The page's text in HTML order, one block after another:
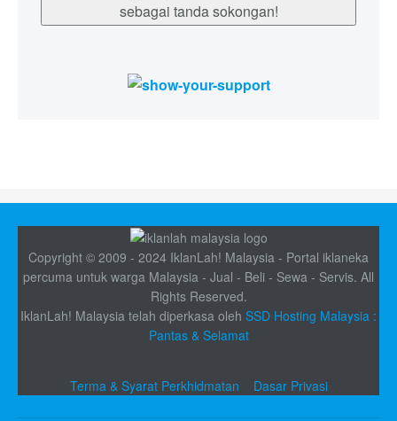
sebagai tanda sokongan!
Copyright © 2009 - 2024 IklanLah! Malaysia - Portal iklaneka
percuma untuk warga Malaysia - Jual - Beli - Sewa - Servis. All
Rights Reserved.
IklanLah! Malaysia telah diperkasa oleh SSD Hosting Malaysia :
Pantas & Selamat
Terma & Syarat Perkhidmatan Dasar Privasi